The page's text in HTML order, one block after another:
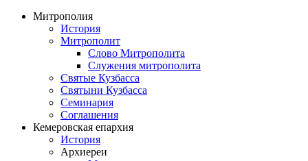
Митрополия
История
Митрополит
Слово Митрополита
Служения митрополита
Святые Кузбасса
Святыни Кузбасса
Семинария
Соглашения
Кемеровская епархия
История
Архиереи